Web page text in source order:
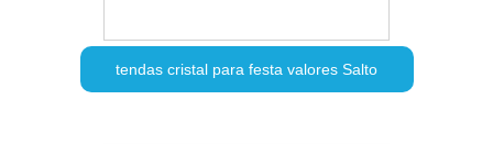
tendas cristal para festa valores Salto